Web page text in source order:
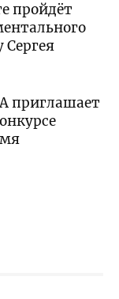
пройдёт
Сергея
приглашает